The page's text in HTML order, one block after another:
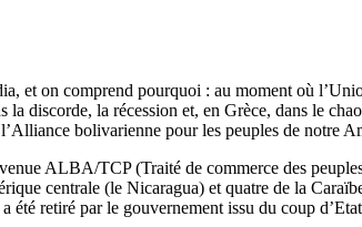
et on comprend pourquoi : au moment où
la discorde, la récession et, en Grèce, dans le
bolivarienne pour les peuples de notre
ALBA/TCP (Traité de commerce des
centrale (le Nicaragua) et quatre de la
été retiré par le gouvernement issu du coup